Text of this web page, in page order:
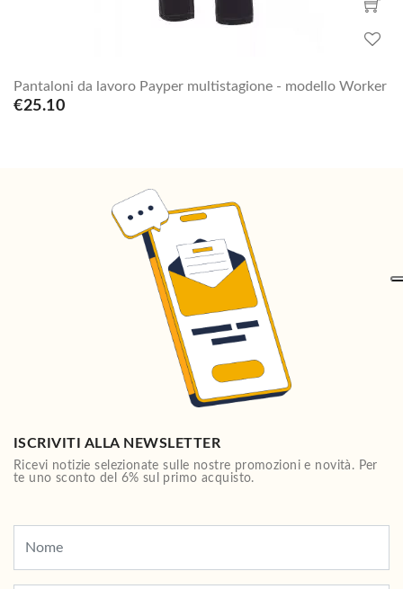
Pantaloni da lavoro Payper multistagione - modello Worker
€25.10
ISCRIVITI ALLA NEWSLETTER
Ricevi notizie selezionate sulle nostre promozioni e novità. Per
te uno sconto del 6% sul primo acquisto.